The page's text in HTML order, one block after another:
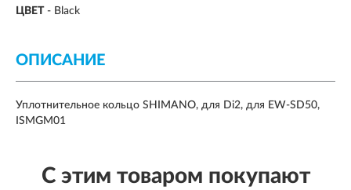
ЦВЕТ - Black
ОПИСАНИЕ
Уплотнительное кольцо SHIMANO, для Di2, для EW-SD50,
ISMGM01
С этим товаром покупают